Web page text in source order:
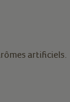
artificiels.